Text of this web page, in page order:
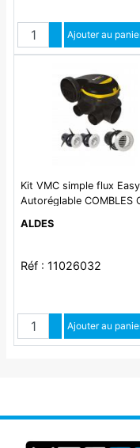
QuantitéAugmenter
Diminuer
Ajouter au
Kit VMC simple flux
Autoréglable COMBLES
ventilation BIP
ALDES
Réf : 11026032
QuantitéAugmenter
Diminuer
Ajouter au